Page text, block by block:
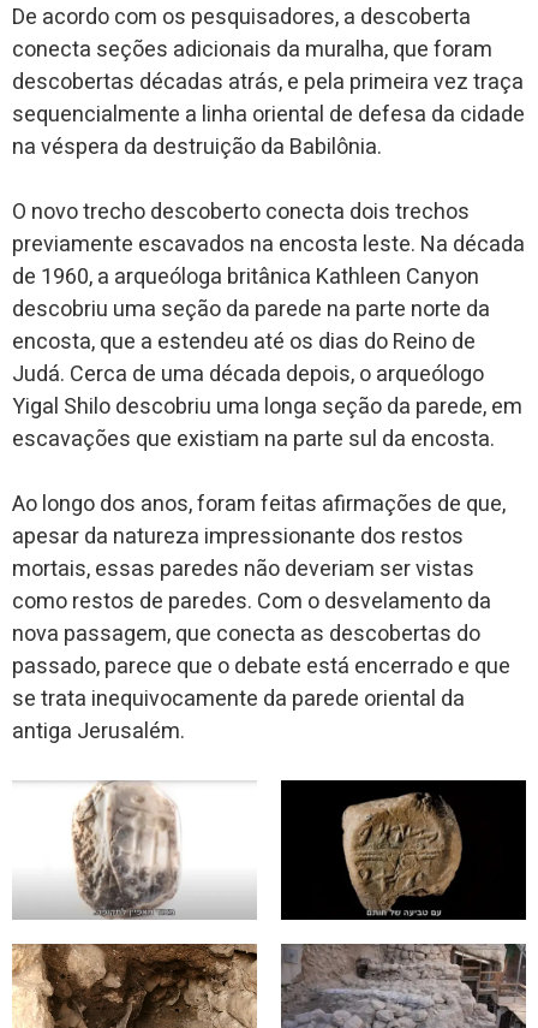
De acordo com os pesquisadores, a descoberta
conecta seções adicionais da muralha, que foram
descobertas décadas atrás, e pela primeira vez traça
sequencialmente a linha oriental de defesa da cidade
na véspera da destruição da Babilônia.
O novo trecho descoberto conecta dois trechos
previamente escavados na encosta leste. Na década
de 1960, a arqueóloga britânica Kathleen Canyon
descobriu uma seção da parede na parte norte da
encosta, que a estendeu até os dias do Reino de
Judá. Cerca de uma década depois, o arqueólogo
Yigal Shilo descobriu uma longa seção da parede, em
escavações que existiam na parte sul da encosta.
Ao longo dos anos, foram feitas afirmações de que,
apesar da natureza impressionante dos restos
mortais, essas paredes não deveriam ser vistas
como restos de paredes. Com o desvelamento da
nova passagem, que conecta as descobertas do
passado, parece que o debate está encerrado e que
se trata inequivocamente da parede oriental da
antiga Jerusalém.